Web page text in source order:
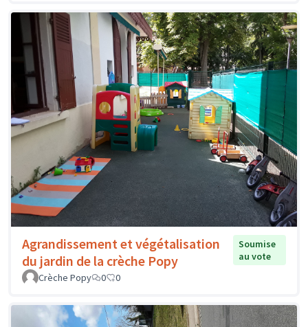
Agrandissement et végétalisation
du jardin de la crèche Popy
Soumise
au vote
Crèche Popy
0 0